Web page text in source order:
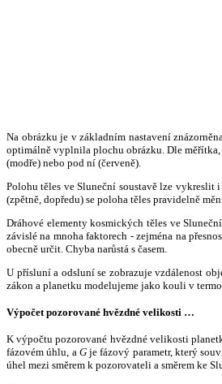
Na obrázku je v základním nastavení
optimálně vyplnila plochu obrázku. Dle
(modře) nebo pod ní (červeně).
Polohu těles ve Sluneční soustavě lze vykreslit
(zpětně, dopředu) se poloha těles pravidelně
Dráhové elementy kosmických těles ve
závislé na mnoha faktorech - zejména na
obecně určit. Chyba narůstá s časem.
U přísluní a odsluní se zobrazuje vzdálenost
zákon a planetku modelujeme jako kouli v
Výpočet pozorované hvězdné velikosti …
K výpočtu pozorované hvězdné velikosti
fázovém úhlu, a Gje fázový parametr, který
úhel mezi směrem k pozorovateli a směrem ke